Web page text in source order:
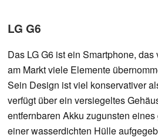
LG G6
Das LG G6 ist ein Smartphone,
am Markt viele Elemente
Sein Design ist viel konservativer
verfügt über ein versiegeltes
entfernbaren Akku zugunsten
einer wasserdichten Hülle